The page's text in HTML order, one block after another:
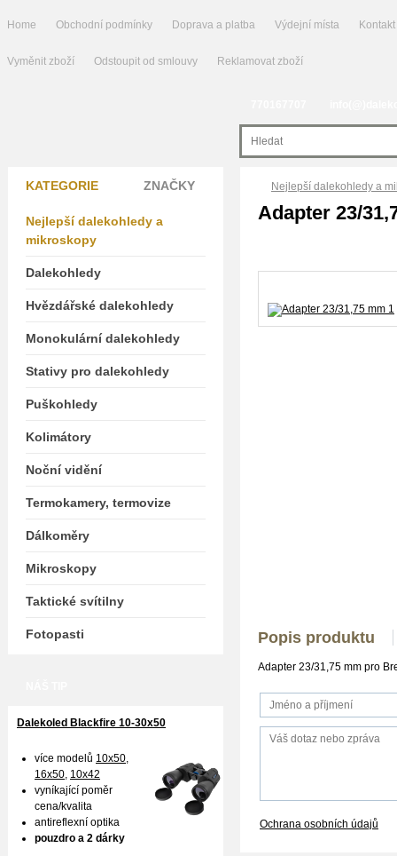
Home Obchodní podmínky Doprava a platba Výdejní místa Kontakt
Vyměnit zboží Odstoupit od smlouvy Reklamovat zboží
Nejlepší dalekohledy a
Adapter 23/
Popis produktu
Adapter 23/31,75 mm pro
Ochrana osobních údajů
KATEGORIE ZNAČKY
Nejlepší dalekohledy a
mikroskopy
Dalekohledy
Hvězdářské dalekohledy
Monokulární dalekohledy
Stativy pro dalekohledy
Puškohledy
Kolimátory
Noční vidění
Termokamery, termovize
Dálkoměry
Mikroskopy
Taktické svítilny
Fotopasti
Dalekoled Blackfire 10-30x50
více modelů 10x50,
16x50, 10x42
vyníkající poměr
cena/kvalita
antireflexní optika
pouzdro a 2 dárky